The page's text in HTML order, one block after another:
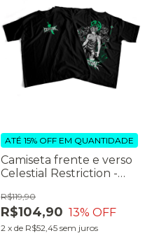
Camiseta frente e verso
Celestial Restriction -
R$104,90
R$119,90
13% OFF
2 x de R$52,45 sem juros
ATÉ 15% OFF EM QUANTIDADE